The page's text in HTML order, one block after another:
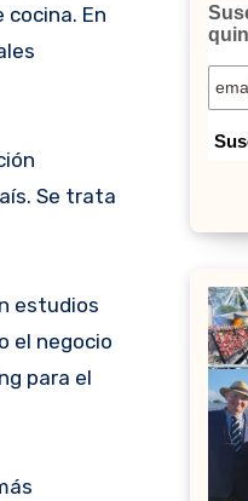
En
Se trata
estudios
el negocio
para el